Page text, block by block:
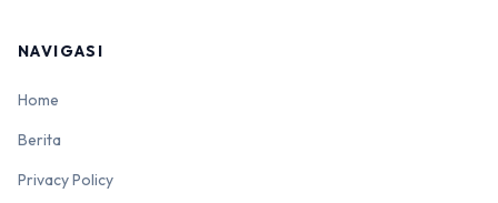
NAVIGASI
Home
Berita
Privacy Policy